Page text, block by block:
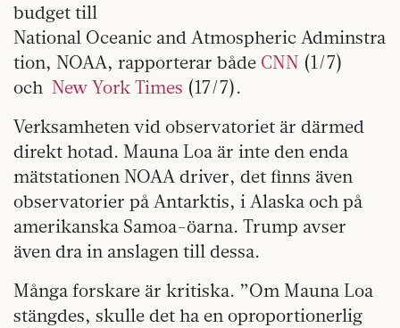
budget till
National Oceanic and Atmospheric Adminstra
tion, NOAA, rapporterar både CNN (1/7)
och New York Times (17/7).
Verksamheten vid observatoriet är därmed
direkt hotad. Mauna Loa är inte den enda
mätstationen NOAA driver, det finns även
observatorier på Antarktis, i Alaska och på
amerikanska Samoa-öarna. Trump avser
även dra in anslagen till dessa.
Många forskare är kritiska. ”Om Mauna Loa
stängdes, skulle det ha en oproportionerlig